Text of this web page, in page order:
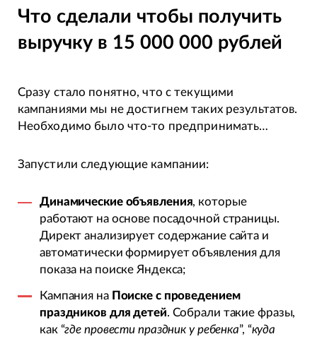
Что сделали чтобы получить
выручку в 15 000 000 рублей
Cразу стало понятно, что с текущими
кампаниями мы не достигнем таких результатов.
Необходимо было что-то предпринимать…
Запустили следующие кампании:
Динамические объявления, которые
работают на основе посадочной страницы.
Директ анализирует содержание сайта и
автоматически формирует объявления для
показа на поиске Яндекса;
Кампания на Поиске с проведением
праздников для детей. Собрали такие фразы,
как “где провести праздник у ребенка”, “куда